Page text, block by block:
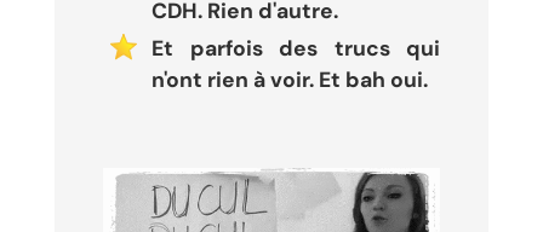
CDH. Rien d'autre.
Et parfois des trucs qui
n'ont rien à voir. Et bah oui.